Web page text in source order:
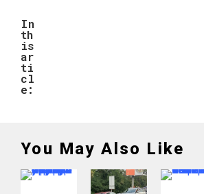
In
th
is
ar
ti
cl
e:
You May Also Like